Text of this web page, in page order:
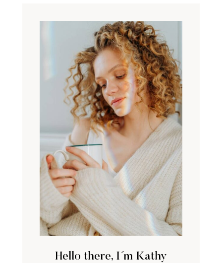
Hello there, I´m Kathy